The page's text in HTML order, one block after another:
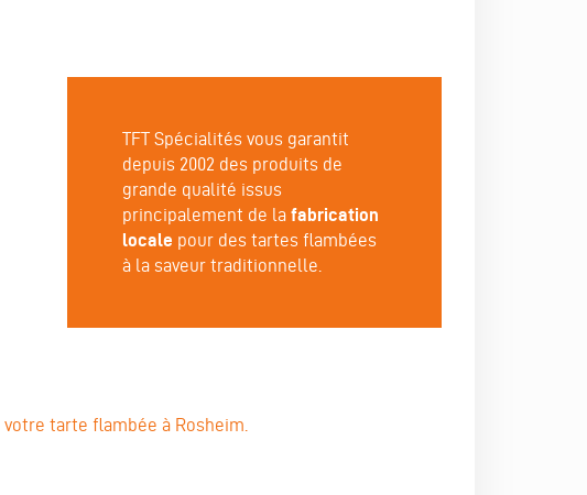
TFT Spécialités vous garantit
depuis 2002 des produits de
grande qualité issus
principalement de la fabrication
locale pour des tartes flambées
à la saveur traditionnelle.
tarte flambée à Rosheim.